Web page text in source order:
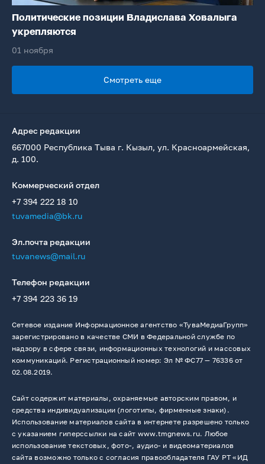
Политические позиции Владислава Ховалыга
укрепляются
01 ноября
Смотреть еще
Адрес редакции
667000 Республика Тыва г. Кызыл, ул. Красноармейская,
д. 100.
Коммерческий отдел
+7 394 222 18 10
tuvamedia@bk.ru
Эл.почта редакции
tuvanews@mail.ru
Телефон редакции
+7 394 223 36 19
Сетевое издание Информационное агентство «ТуваМедиаГрупп»
зарегистрировано в качестве СМИ в Федеральной службе по
надзору в сфере связи, информационных технологий и массовых
коммуникаций. Регистрационный номер: Эл № ФС77 — 76336 от
02.08.2019.
Сайт содержит материалы, охраняемые авторским правом, и
средства индивидуализации (логотипы, фирменные знаки).
Использование материалов сайта в интернете разрешено только
с указанием гиперссылки на сайт www.tmgnews.ru. Любое
использование текстовых, фото-, аудио- и видеоматериалов
сайта возможно только с согласия правообладателя ГАУ РТ «ИД